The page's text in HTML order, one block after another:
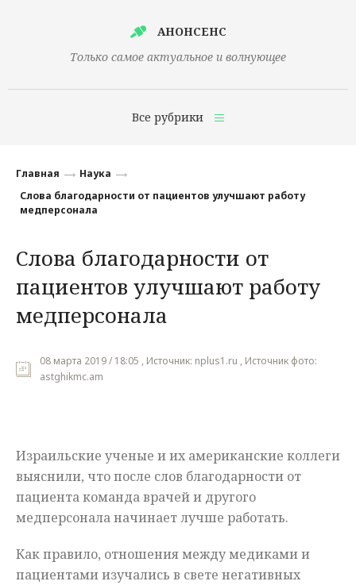
АНОНСЕНС
Только самое актуальное и волнующее
Все рубрики
Финансы
Наука
Культура
Общество
Мнения
Главная
Наука
Слова благодарности от пациентов улучшают работу
медперсонала
Слова благодарности от
пациентов улучшают работу
медперсонала
08 марта 2019 / 18:05 , Источник: nplus1.ru , Источник фото:
astghikmc.am
Израильские ученые и их американские коллеги
выяснили, что после слов благодарности от
пациента команда врачей и другого
медперсонала начинает лучше работать.
Как правило, отношения между медиками и
пациентами изучались в свете негативных